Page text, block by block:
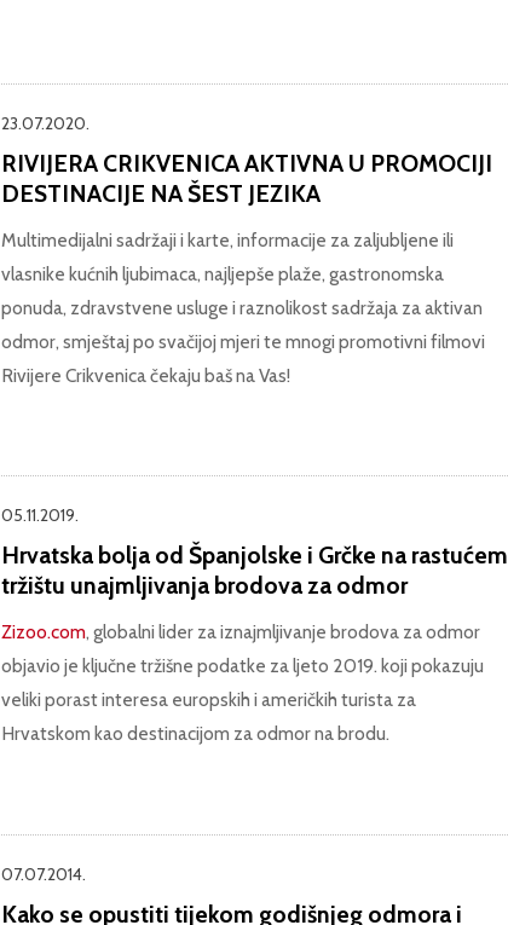
23.07.2020.
RIVIJERA CRIKVENICA AKTIVNA U PROMOCIJI
DESTINACIJE NA ŠEST JEZIKA
Multimedijalni sadržaji i karte, informacije za zaljubljene ili
vlasnike kućnih ljubimaca, najljepše plaže, gastronomska
ponuda, zdravstvene usluge i raznolikost sadržaja za aktivan
odmor, smještaj po svačijoj mjeri te mnogi promotivni filmovi
Rivijere Crikvenica čekaju baš na Vas!
05.11.2019.
Hrvatska bolja od Španjolske i Grčke na rastućem
tržištu unajmljivanja brodova za odmor
Zizoo.com, globalni lider za iznajmljivanje brodova za odmor
objavio je ključne tržišne podatke za ljeto 2019. koji pokazuju
veliki porast interesa europskih i američkih turista za
Hrvatskom kao destinacijom za odmor na brodu.
07.07.2014.
Kako se opustiti tijekom godišnjeg odmora i